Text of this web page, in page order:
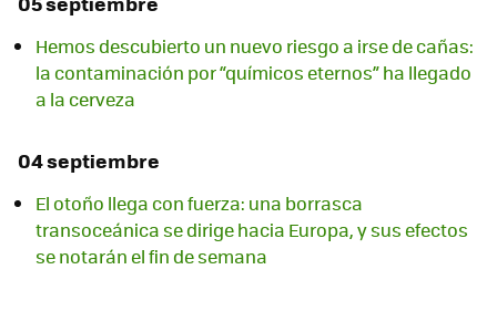
Hemos descubierto un nuevo riesgo a irse de cañas:
la contaminación por “químicos eternos” ha llegado
a la cerveza
04 septiembre
El otoño llega con fuerza: una borrasca
transoceánica se dirige hacia Europa, y sus efectos
se notarán el fin de semana